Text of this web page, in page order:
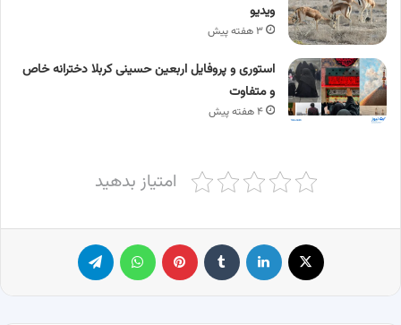
ویدیو
۳ هفته پیش
استوری و پروفایل اربعین حسینی کربلا دخترانه خاص
و متفاوت
۴ هفته پیش
امتیاز بدهید
لینکدین ‫تامبلر پینترست